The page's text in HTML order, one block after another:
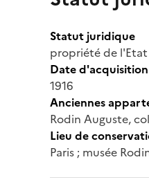
Statut juridique
propriété de
Date d'acquisition
1916
Anciennes
Rodin Auguste,
Lieu de
Paris ; musée